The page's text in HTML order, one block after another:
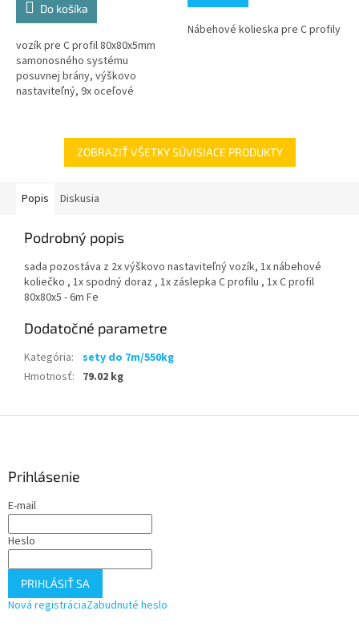
Do košíka
vozík pre C profil 80x80x5mm
samonosného systému
posuvnej brány, výškovo
nastaviteľný, 9x oceľové
hviezdičiek.
Nábehové kolieska pre C profily
ZOBRAZIŤ VŠETKY SÚVISIACE PRODUKTY
Popis Diskusia
Podrobný popis
sada pozostáva z 2x výškovo nastaviteľný vozík, 1x nábehové
koliečko , 1x spodný doraz , 1x záslepka C profilu , 1x C profil
80x80x5 - 6m Fe
Dodatočné parametre
Kategória: sety do 7m/550kg
Hmotnosť: 79.02 kg
Prihlásenie
E-mail
Heslo
PRIHLÁSIŤ SA
Nová registráciaZabudnuté heslo